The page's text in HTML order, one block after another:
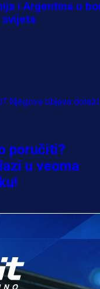
i Argentina u
poručiti?
u veoma